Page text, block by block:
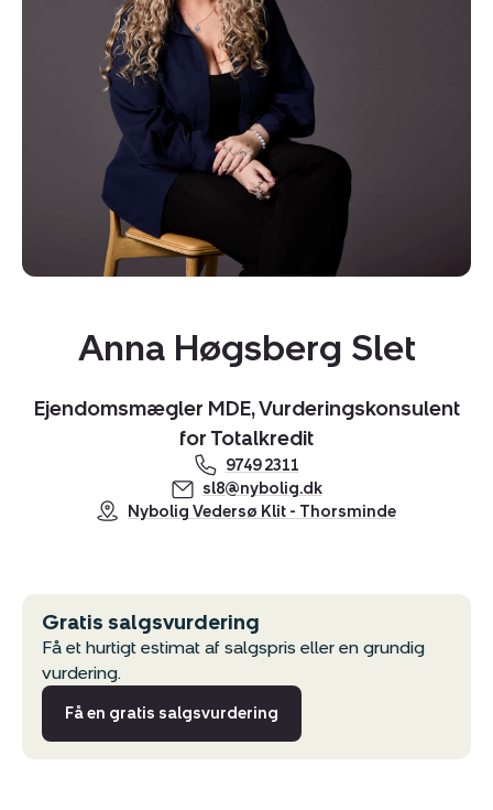
Anna Høgsberg Slet
Ejendomsmægler MDE, Vurderingskonsulent
for Totalkredit
9749 2311
sl8@nybolig.dk
Nybolig Vedersø Klit - Thorsminde
Gratis salgsvurdering
Få et hurtigt estimat af salgspris eller en grundig
vurdering.
Få en gratis salgsvurdering